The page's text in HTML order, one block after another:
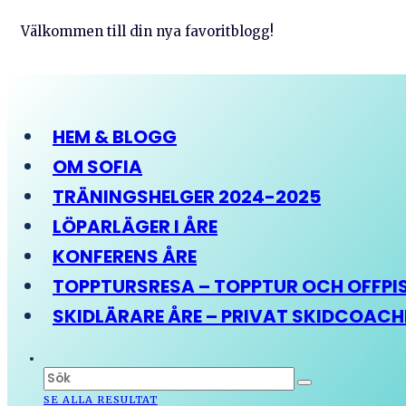
Välkommen till din nya favoritblogg!
HEM & BLOGG
OM SOFIA
TRÄNINGSHELGER 2024-2025
LÖPARLÄGER I ÅRE
KONFERENS ÅRE
TOPPTURSRESA – TOPPTUR OCH
SKIDLÄRARE ÅRE – PRIVAT
SE ALLA RESULTAT